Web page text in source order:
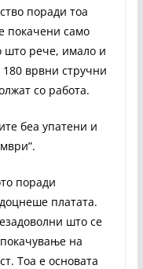
поради тоа
покачени само
што рече, имало и
врвни стручни
со работа.
беа упатени и
поради
платата.
што се
на
Тоа е основата